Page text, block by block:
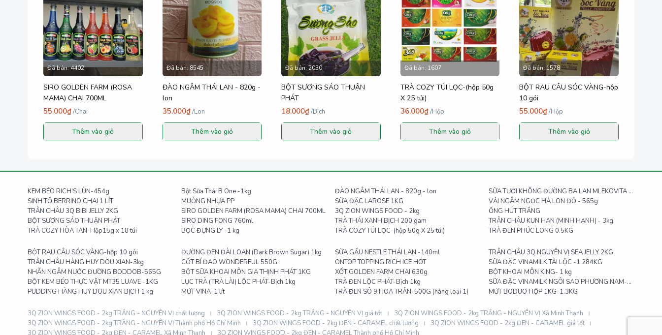
Đã bán:4402
SIRO GOLDEN FARM (ROSA
MAMA) CHAI 700ML
55.000₫/Chai
Thêm vào giỏ
Đã bán: 8545
ĐÀO NGÂM THÁI LAN - 820g -
lon
35.000₫/Lon
Thêm vào giỏ
Đã bán:2030
BỘT SƯƠNG SÁO THUẬN
PHÁT
18.000₫/Bịch
Thêm vào giỏ
Đã bán: 1607
TRÀ COZY TÚI LỌC-(hộp 50g
X 25 túi)
36.000₫/Hộp
Thêm vào giỏ
Đã bán: 1578
BỘT RAU CÂU SÓC VÀNG-hộp
10 gói
55.000₫/Hộp
Thêm vào giỏ
KEM BÉO RICH'S LÙN-454g Bột Sữa Thái B One -1kg ĐÀO NGÂM THÁI LAN - 820g - lon
SỮA TƯƠI KHÔNG ĐƯỜNG BA LAN MLEKOVITA -
1L
SINH TỐ BERRINO CHAI 1 LÍT MUỖNG NHỰA PP SỮA ĐẶC LAROSE 1KG
VẢI NGÂM NGỌC HÀ LON ĐỎ - 565g
TRÂN CHÂU 3Q BIBI JELLY 2KG
SIRO GOLDEN FARM (ROSA MAMA) CHAI 700ML 3Q ZION WINGS FOOD - 2kg
ỐNG HÚT TRẮNG
BỘT SƯƠNG SÁO THUẬN PHÁT
SIRO DING FONG 760ml TRÀ THÁI XANH BỊCH 200 gam
TRÂN CHÂU KUN HAN (MINH HẠNH) - 3kg
TRÀ COZY HÒA TAN-Hộp15g x 18 túi
BỌC ĐỰNG LY -1 kg TRÀ COZY TÚI LỌC-(hộp 50g X 25 túi) TRÀ ĐEN PHÚC LONG 0.5KG
BỘT RAU CÂU SÓC VÀNG-hộp 10 gói ĐƯỜNG ĐEN ĐÀI LOAN (Dark Brown Sugar) 1kg SỮA GẤU NESTLE THÁI LAN -140ml
TRÂN CHÂU 3Q NGUYÊN VỊ SEA JELLY 2KG
TRÂN CHÂU HÀNG HUY DOU XIAN-3kg
CỐT BÍ ĐAO WONDERFUL 550G ONTOP TOPPING RICH ICE HOT
SỮA ĐẶC VINAMILK TÀI LỘC -1.284KG
NHÃN NGÂM NƯỚC ĐƯỜNG BODDOB-565G
BỘT SỮA KHOAI MÔN GIA THỊNH PHÁT 1KG XỐT GOLDEN FARM CHAI 630g
BỘT KHOAI MÔN KING- 1 kg
BỘT KEM BÉO THỰC VẬT MT35 LUAVE -1KG
LỤC TRÀ (TRÀ LÀI) LỘC PHÁT-Bịch 1kg TRÀ ĐEN LỘC PHÁT-Bịch 1kg
SỮA ĐẶC VINAMILK NGÔI SAO PHƯƠNG NAM-
hộp giấy 1,284 kg
PUDDING HÀNG HUY DOU XIAN BỊCH 1 kg MỨT VINA-1 lít TRÀ ĐEN SÔ 9 HOA TRÂN-500G (hàng loại 1) MỨT BODUO HỘP 1KG-1.3KG
3Q ZION WINGS FOOD - 2kg TRẮNG - NGUYÊN VỊ chất lượng 3Q ZION WINGS FOOD - 2kg TRẮNG - NGUYÊN VỊ giá tốt
3Q ZION WINGS FOOD - 2kg TRẮNG - NGUYÊN VỊ Xã Minh Thạnh
3Q ZION WINGS FOOD - 2kg TRẮNG - NGUYÊN VỊ Thành phố Hồ Chí Minh
3Q ZION WINGS FOOD - 2kg ĐEN - CARAMEL chất lượng
3Q ZION WINGS FOOD - 2kg ĐEN - CARAMEL giá tốt
3Q ZION WINGS FOOD - 2kg ĐEN - CARAMEL Xã Minh Thạnh
3Q ZION WINGS FOOD - 2kg ĐEN - CARAMEL Thành phố Hồ Chí Minh